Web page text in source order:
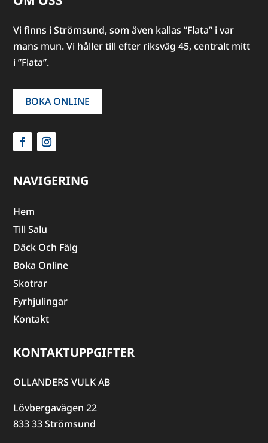
Vi finns i Strömsund, som även kallas ”Flata” i var
mans mun. Vi håller till efter riksväg 45, centralt mitt
i ”Flata”.
BOKA ONLINE
NAVIGERING
Hem
Till Salu
Däck Och Fälg
Boka Online
Skotrar
Fyrhjulingar
Kontakt
KONTAKTUPPGIFTER
OLLANDERS VULK AB
Lövbergavägen 22
833 33 Strömsund